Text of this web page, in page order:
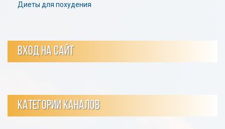
Диеты для похудения
ВХОД НА САЙТ
КАТЕГОРИИ КАНАЛОВ